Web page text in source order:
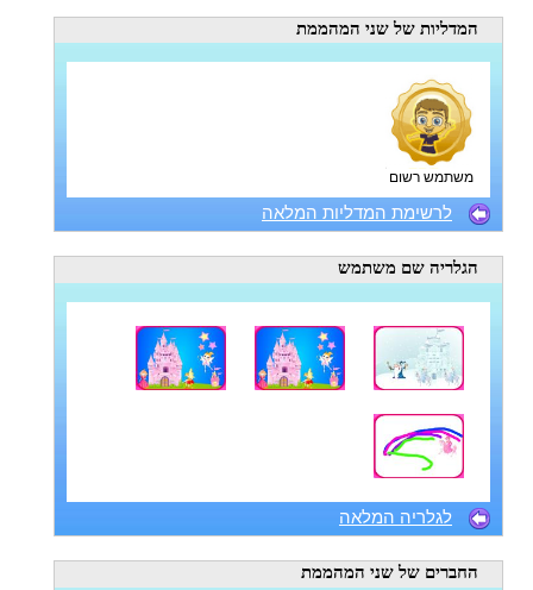
המדליות של שני המהממת
משתמש רשום
לרשימת המדליות המלאה
הגלריה שם משתמש
לגלריה המלאה
החברים של שני המהממת